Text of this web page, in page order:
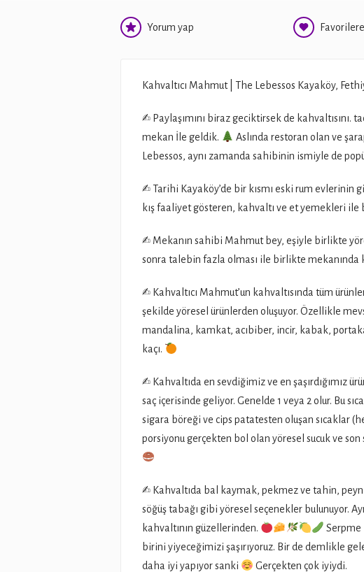
Yorum yap
Kahvaltıcı Mahmut | The Lebessos Kayaköy,
✍ Paylaşımını biraz geciktirsek de kahvaltısını.
mekan İle geldik.
Aslında restoran olan ve
Lebessos, aynı zamanda sahibinin ismiyle de
✍ Tarihi Kayaköy’de bir kısmı eski rum evlerinin
kış faaliyet gösteren, kahvaltı ve et yemekleri
✍ Mekanın sahibi Mahmut bey, eşiyle birlikte
sonra talebin fazla olması ile birlikte mekanında
✍ Kahvaltıcı Mahmut’un kahvaltısında tüm
şekilde yöresel ürünlerden oluşuyor. Özellikle
mandalina, kamkat, acıbiber, incir, kabak,
kaçı.
✍ Kahvaltıda en sevdiğimiz ve en şaşırdığımız
saç içerisinde geliyor. Genelde 1 veya 2 olur. Bu
sigara böreği ve cips patatesten oluşan sıcaklar
porsiyonu gerçekten bol olan yöresel sucuk ve son
✍ Kahvaltıda bal kaymak, pekmez ve tahin,
söğüş tabağı gibi yöresel seçenekler bulunuyor.
kahvaltının güzellerinden.
Serpme
birini yiyeceğimizi şaşırıyoruz. Bir de demlikle
daha iyi yapıyor sanki
Gerçekten çok iyiydi.